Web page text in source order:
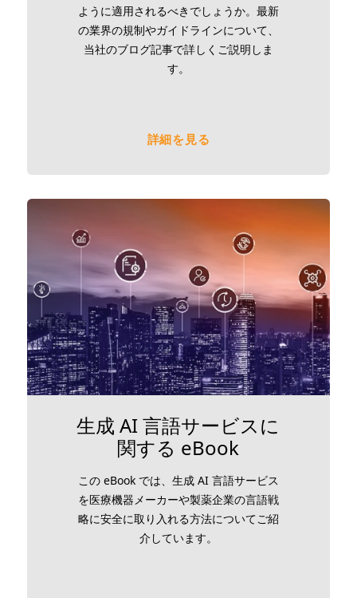
ように適用されるべきでしょうか。最新
の業界の規制やガイドラインについて、
当社のブログ記事で詳しくご説明しま
す。
詳細を見る
生成 AI 言語サービスに
関する eBook
この eBook では、生成 AI 言語サービス
を医療機器メーカーや製薬企業の言語戦
略に安全に取り入れる方法についてご紹
介しています。